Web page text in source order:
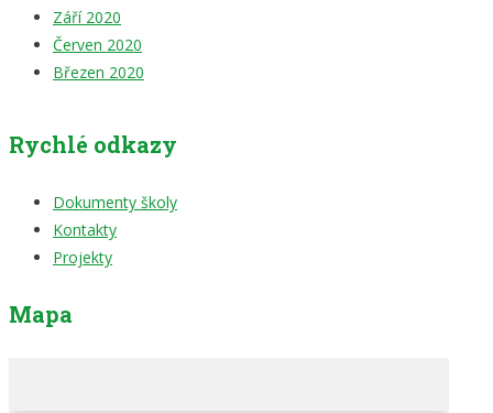
Září 2020
Červen 2020
Březen 2020
Rychlé odkazy
Dokumenty školy
Kontakty
Projekty
Mapa